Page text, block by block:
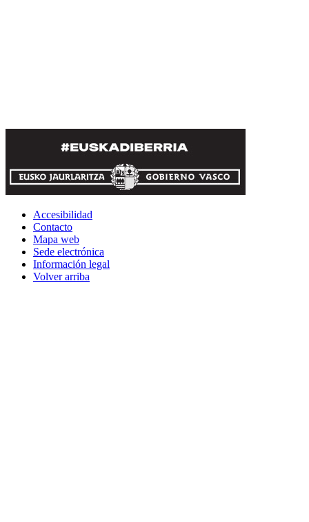
Accesibilidad
Contacto
Mapa web
Sede electrónica
Información legal
Volver arriba